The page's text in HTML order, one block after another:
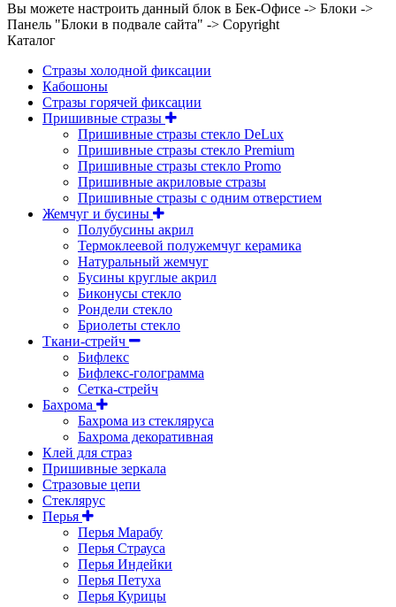
Вы можете настроить данный блок в Бек-Офисе -> Блоки ->
Панель "Блоки в подвале сайта" -> Copyright
Каталог
Стразы холодной фиксации
Кабошоны
Стразы горячей фиксации
Пришивные стразы
Пришивные стразы стекло DeLux
Пришивные стразы стекло Premium
Пришивные стразы стекло Promo
Пришивные акриловые стразы
Пришивные стразы с одним отверстием
Жемчуг и бусины
Полубусины акрил
Термоклеевой полужемчуг керамика
Натуральный жемчуг
Бусины круглые акрил
Биконусы стекло
Рондели стекло
Бриолеты стекло
Ткани-стрейч
Бифлекс
Бифлекс-голограмма
Сетка-стрейч
Бахрома
Бахрома из стекляруса
Бахрома декоративная
Клей для страз
Пришивные зеркала
Cтразовые цепи
Стеклярус
Перья
Перья Марабу
Перья Страуса
Перья Индейки
Перья Петуха
Перья Курицы